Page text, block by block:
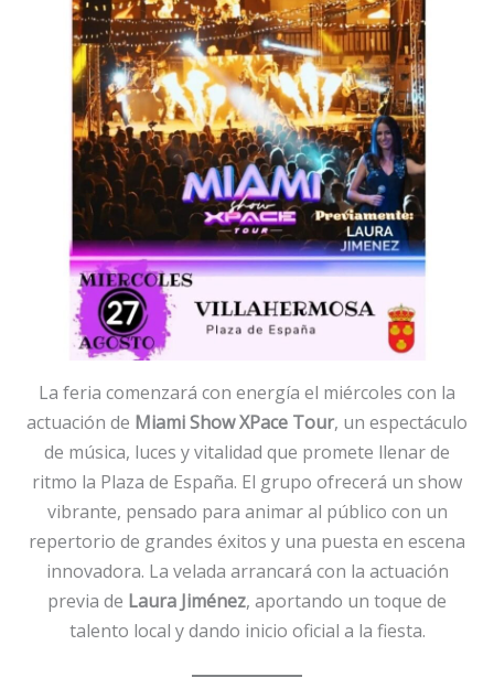
La feria comenzará con energía el miércoles con la
actuación de Miami Show XPace Tour, un espectáculo
de música, luces y vitalidad que promete llenar de
ritmo la Plaza de España. El grupo ofrecerá un show
vibrante, pensado para animar al público con un
repertorio de grandes éxitos y una puesta en escena
innovadora. La velada arrancará con la actuación
previa de Laura Jiménez, aportando un toque de
talento local y dando inicio oficial a la fiesta.